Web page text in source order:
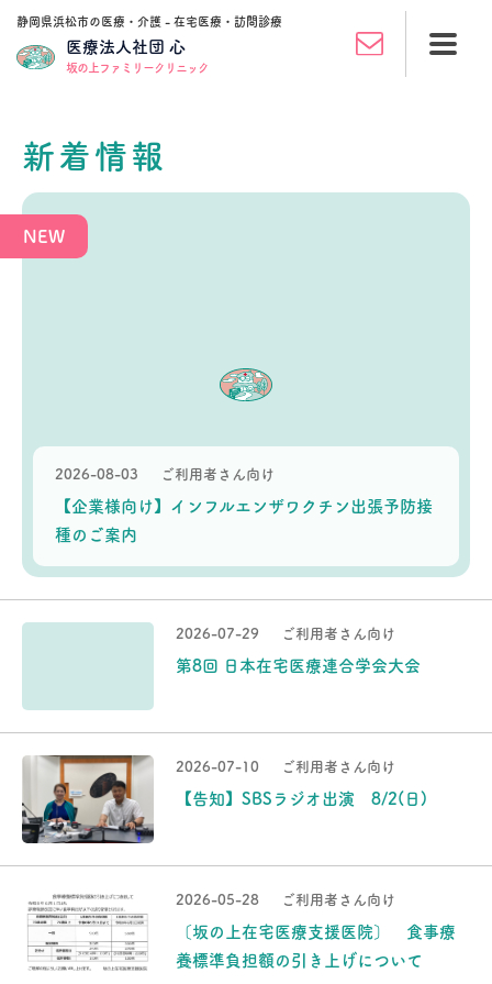
静岡県浜松市の医療・介護 - 在宅医療・訪問診療
医療法人社団 心
坂の上ファミリークリニック
新着情報
2026-08-03 ご利用者さん向け
【企業様向け】インフルエンザワクチン出張予防接
種のご案内
2026-07-29 ご利用者さん向け
第8回 日本在宅医療連合学会大会
2026-07-10 ご利用者さん向け
【告知】SBSラジオ出演 8/2(日)
2026-05-28 ご利用者さん向け
〔坂の上在宅医療支援医院〕 食事療
養標準負担額の引き上げについて